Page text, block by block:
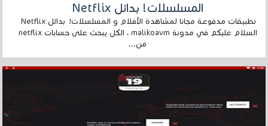
المسلسلات! بدائل Netflix
السلام عليكم في مدونة malikoavm ، الكل يبحث على حسابات netflix
من...